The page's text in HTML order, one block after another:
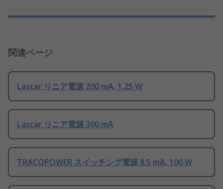
関連ページ
Lascar リニア電源 200 mA, 1.25 W
Lascar リニア電源 300 mA
TRACOPOWER スイッチング電源 8.5 mA, 100 W